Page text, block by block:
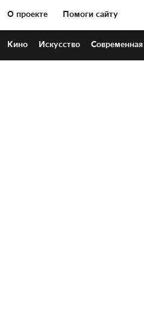
О проекте Помоги сайту
Кино Искусство Современная